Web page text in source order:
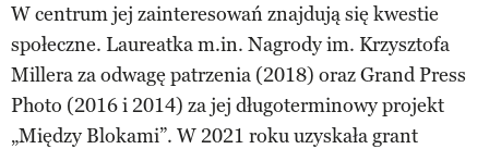
W centrum jej zainteresowań znajdują się kwestie
społeczne. Laureatka m.in. Nagrody im. Krzysztofa
Millera za odwagę patrzenia (2018) oraz Grand Press
Photo (2016 i 2014) za jej długoterminowy projekt
„Między Blokami”. W 2021 roku uzyskała grant